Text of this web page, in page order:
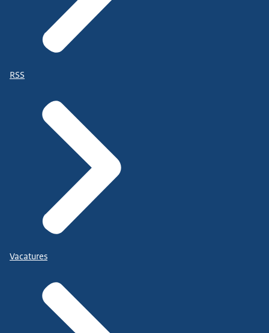
Voor de kapitein en scheepsagenten verlaagt het
de administratie en de kosten.
Uiteindelijk profiteert ook de consument ervan...
want die krijgt alle spullen op tijd thuis of in de
En in het algemeen kunnen we dan praten over
verbetering...
RSS
Vacatures